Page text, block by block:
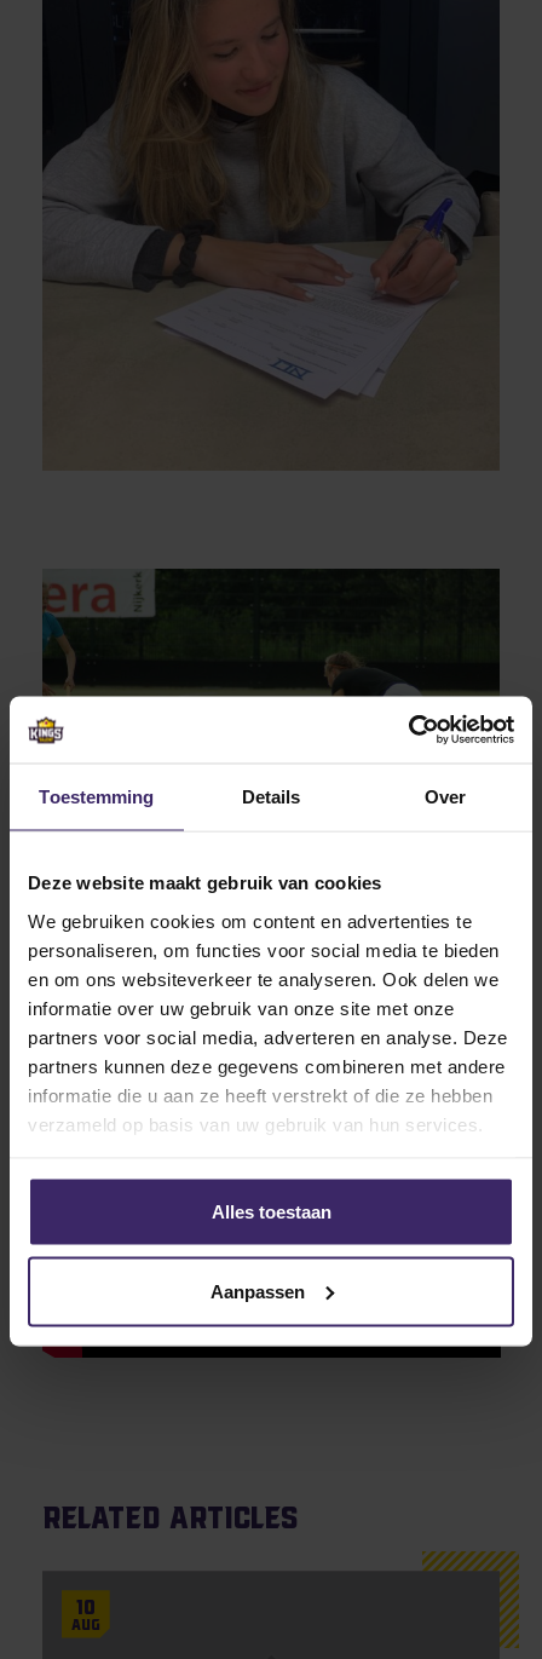
Toestemming Details Over
Deze website maakt gebruik van cookies
We gebruiken cookies om content en advertenties te
personaliseren, om functies voor social media te bieden
en om ons websiteverkeer te analyseren. Ook delen we
informatie over uw gebruik van onze site met onze
partners voor social media, adverteren en analyse. Deze
partners kunnen deze gegevens combineren met andere
informatie die u aan ze heeft verstrekt of die ze hebben
verzameld op basis van uw gebruik van hun services.
Alles toestaan
Aanpassen
Related articles
10
Aug